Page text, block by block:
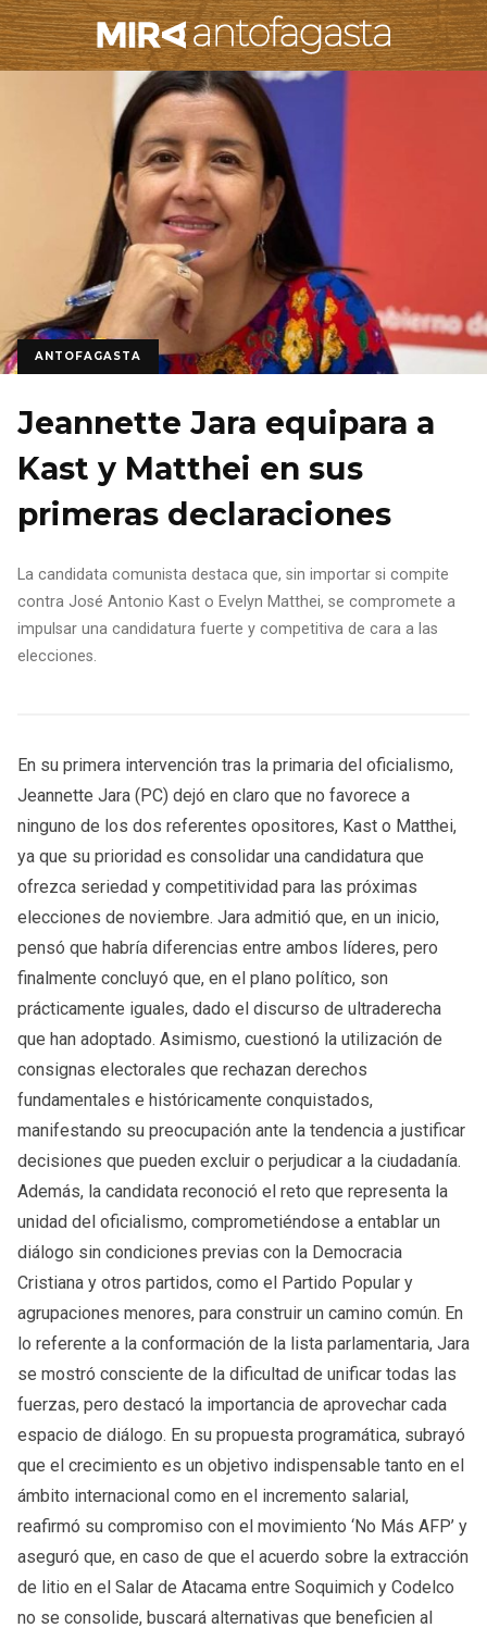
ANTOFAGASTA
Jeannette Jara equipara a
Kast y Matthei en sus
primeras declaraciones
La candidata comunista destaca que, sin importar si compite
contra José Antonio Kast o Evelyn Matthei, se compromete a
impulsar una candidatura fuerte y competitiva de cara a las
elecciones.
En su primera intervención tras la primaria del oficialismo,
Jeannette Jara (PC) dejó en claro que no favorece a
ninguno de los dos referentes opositores, Kast o Matthei,
ya que su prioridad es consolidar una candidatura que
ofrezca seriedad y competitividad para las próximas
elecciones de noviembre. Jara admitió que, en un inicio,
pensó que habría diferencias entre ambos líderes, pero
finalmente concluyó que, en el plano político, son
prácticamente iguales, dado el discurso de ultraderecha
que han adoptado. Asimismo, cuestionó la utilización de
consignas electorales que rechazan derechos
fundamentales e históricamente conquistados,
manifestando su preocupación ante la tendencia a justificar
decisiones que pueden excluir o perjudicar a la ciudadanía.
Además, la candidata reconoció el reto que representa la
unidad del oficialismo, comprometiéndose a entablar un
diálogo sin condiciones previas con la Democracia
Cristiana y otros partidos, como el Partido Popular y
agrupaciones menores, para construir un camino común. En
lo referente a la conformación de la lista parlamentaria, Jara
se mostró consciente de la dificultad de unificar todas las
fuerzas, pero destacó la importancia de aprovechar cada
espacio de diálogo. En su propuesta programática, subrayó
que el crecimiento es un objetivo indispensable tanto en el
ámbito internacional como en el incremento salarial,
reafirmó su compromiso con el movimiento ‘No Más AFP’ y
aseguró que, en caso de que el acuerdo sobre la extracción
de litio en el Salar de Atacama entre Soquimich y Codelco
no se consolide, buscará alternativas que beneficien al